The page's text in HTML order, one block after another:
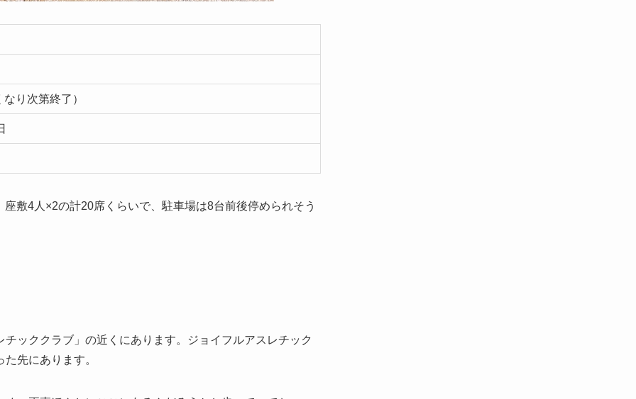
り次第終了）
敷4人×2の計20席くらいで、駐車場は8台前後停められそう
ッククラブ」の近くにあります。ジョイフルアスレチック
先にあります。